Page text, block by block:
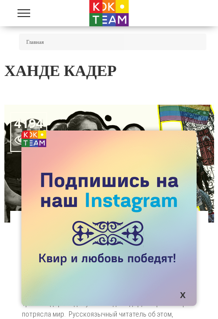
Перейти к основному содержанию
Главная
ХАНДЕ КАДЕР
4194

О ХАНДЕ КАДЕР ПО-РУССКИ
02
Русскоязычное медийное пространство
трансгендерной девушки Ханде Кадер, смерть которой
потрясла мир. Русскоязычный читатель об этом,